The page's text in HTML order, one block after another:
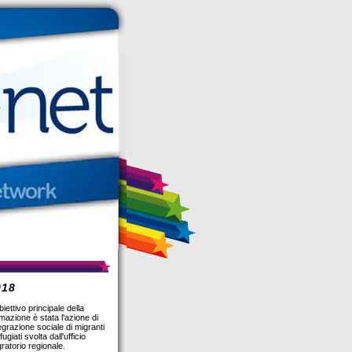
principale della
è stata l'azione di
sociale di migranti
svolta dall'ufficio
regionale.